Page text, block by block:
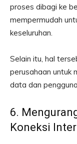
proses dibagi ke
mempermudah
keseluruhan.
Selain itu, hal
perusahaan untuk
data dan
6.
Koneksi